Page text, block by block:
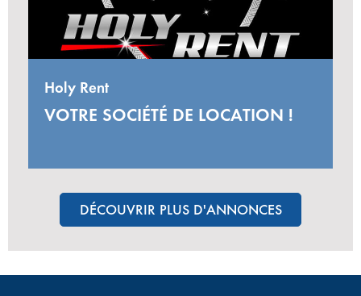
Holy Rent
VOTRE SOCIÉTÉ DE LOCATION !
DÉCOUVRIR PLUS D'ANNONCES